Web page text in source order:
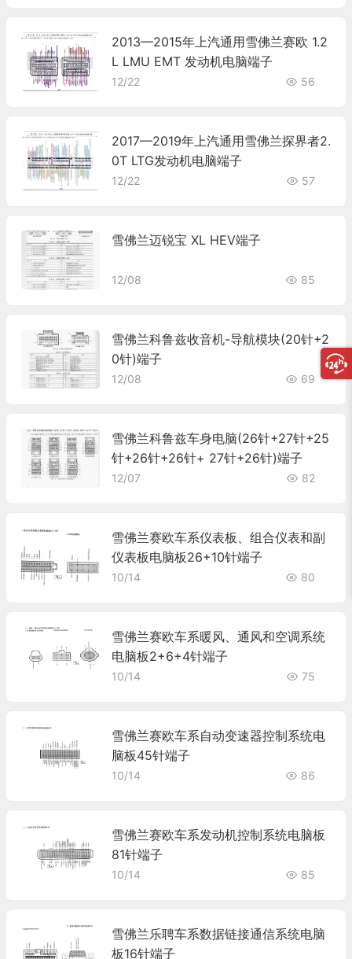
2013—2015年上汽通用雪佛兰赛欧 1.2
L LMU EMT 发动机电脑端子
12/22 56
2017—2019年上汽通用雪佛兰探界者2.
0T LTG发动机电脑端子
12/22 57
雪佛兰迈锐宝 XL HEV端子
12/08 85
雪佛兰科鲁兹收音机-导航模块(20针+2
0针)端子
12/08 69
雪佛兰科鲁兹车身电脑(26针+27针+25
针+26针+26针+ 27针+26针)端子
12/07 82
雪佛兰赛欧车系仪表板、组合仪表和副
仪表板电脑板26+10针端子
10/14 80
雪佛兰赛欧车系暖风、通风和空调系统
电脑板2+6+4针端子
10/14 75
雪佛兰赛欧车系自动变速器控制系统电
脑板45针端子
10/14 86
雪佛兰赛欧车系发动机控制系统电脑板
81针端子
10/14 85
雪佛兰乐聘车系数据链接通信系统电脑
板16针端子